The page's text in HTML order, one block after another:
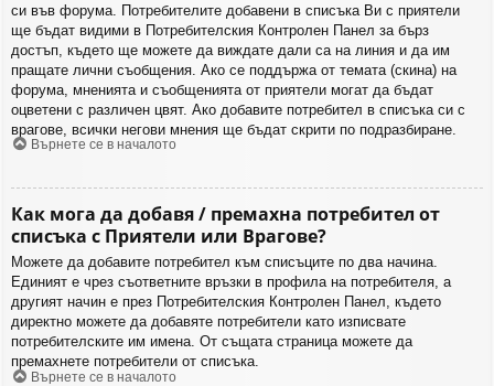
си във форума. Потребителите добавени в списъка Ви с приятели
ще бъдат видими в Потребителския Контролен Панел за бърз
достъп, където ще можете да виждате дали са на линия и да им
пращате лични съобщения. Ако се поддържа от темата (скина) на
форума, мненията и съобщенията от приятели могат да бъдат
оцветени с различен цвят. Ако добавите потребител в списъка си с
врагове, всички негови мнения ще бъдат скрити по подразбиране.
Върнете се в началото
Как мога да добавя / премахна потребител от
списъка с Приятели или Врагове?
Можете да добавите потребител към списъците по два начина.
Единият е чрез съответните връзки в профила на потребителя, а
другият начин е през Потребителския Контролен Панел, където
директно можете да добавяте потребители като изписвате
потребителските им имена. От същата страница можете да
премахнете потребители от списъка.
Върнете се в началото